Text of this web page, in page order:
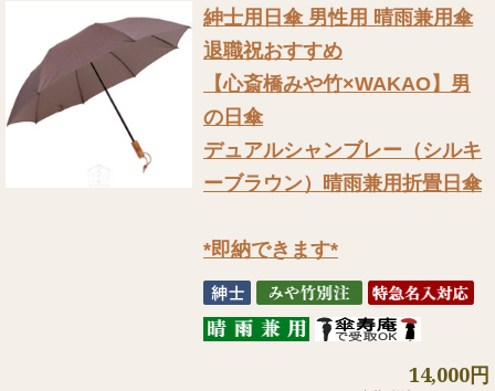
紳士用日傘 男性用 晴雨兼用傘
退職祝おすすめ
【心斎橋みや竹×WAKAO】男
の日傘
デュアルシャンブレー（シルキ
ーブラウン）晴雨兼用折畳日傘
*即納できます*
14,000円